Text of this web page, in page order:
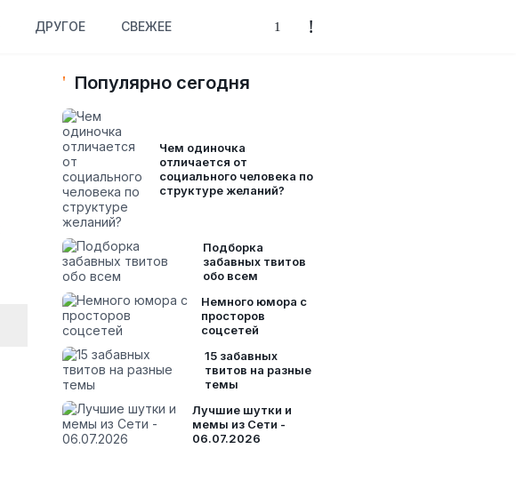
ДРУГОЕ СВЕЖЕЕ
Популярно сегодня
Чем одиночка
отличается от
социального человека по
структуре желаний?
Подборка
забавных твитов
обо всем
Немного юмора с
просторов
соцсетей
15 забавных
твитов на разные
темы
Лучшие шутки и
мемы из Сети -
06.07.2026